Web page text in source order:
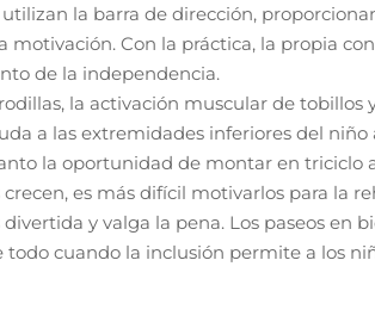
utilizan la barra de dirección,
motivación. Con la práctica, la propia
de la independencia.
la activación muscular de
a las extremidades inferiores del
la oportunidad de montar en
es más difícil motivarlos para la
y valga la pena. Los paseos en
todo cuando la inclusión permite a los